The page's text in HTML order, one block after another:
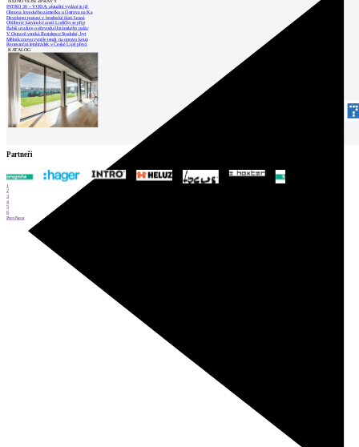
INTRO 30 – VODA: aktuální vydání je již
Obnova loveckého zámečku u Ostrova na Ka
Developer postaví v brněnské části Lesná
Oblíbený karvinský areál Lodičky se přip
Babiš uvažuje o převodu Hrzánského palác
V Ostravě vzniká Rezidence Stodolní, byt
Mělník znovu vypíše tendr na opravu koup
Renesanční letohrádek v České Lípě převz
KATALOG
Partneři
1
2
3
4
5
6
PrevNext